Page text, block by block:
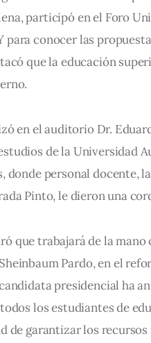
participó en el Foro
para conocer las
que la educación
en el auditorio Dr.
de la Universidad
donde personal docente,
Pinto, le dieron una
que trabajará de la
Pardo, en el
presidencial ha
los estudiantes de
de garantizar los